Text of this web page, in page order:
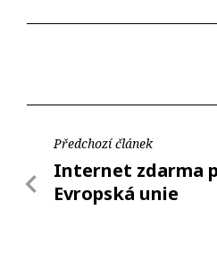
Předchozí článek
Internet zdarma
Evropská unie